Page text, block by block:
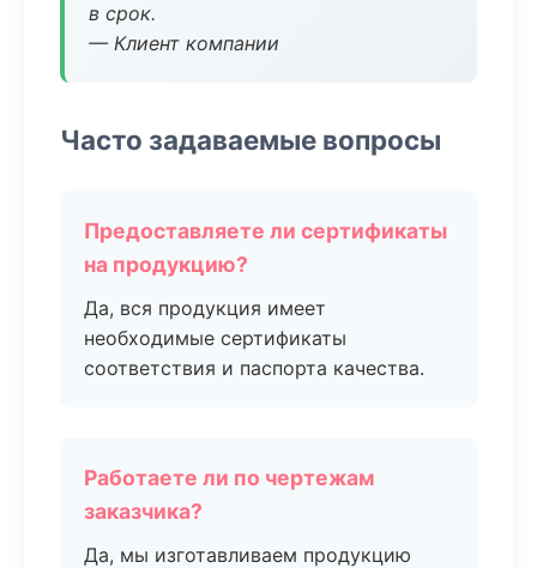
в срок.
— Клиент компании
Часто задаваемые вопросы
Предоставляете ли сертификаты
на продукцию?
Да, вся продукция имеет
необходимые сертификаты
соответствия и паспорта качества.
Работаете ли по чертежам
заказчика?
Да, мы изготавливаем продукцию